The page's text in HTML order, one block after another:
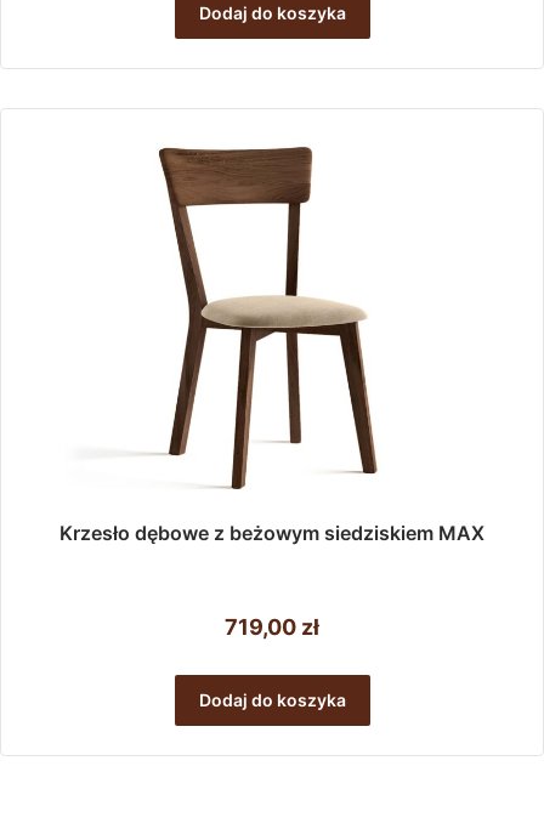
Dodaj do koszyka
Krzesło dębowe z beżowym siedziskiem MAX
719,00 zł
Dodaj do koszyka